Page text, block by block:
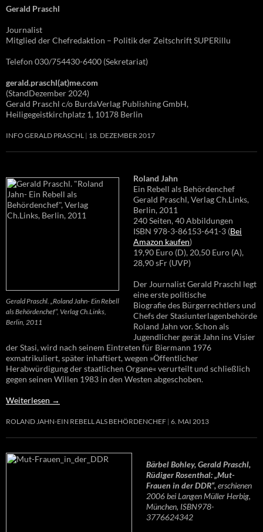
Gerald Praschl
Journalist
Mitglied der Chefredaktion – Politik der Zeitschrift SUPERillu
Telefon 030/754430-6400 (Sekretariat)
gerald.praschl(at)me.com
(StandDezember 2024)
Gerald Praschl c/o BurdaVerlag Publishing GmbH,
Heiligegeistkirchplatz 1, 10178 Berlin
INFO GERALD PRASCHL 18. DEZEMBER 2017
Gerald Praschl. „Roland Jahn- Ein Rebell
als Behördenchef“, Verlag Ch.Links,
Berlin, 2011
Roland Jahn
Ein Rebell als Behördenchef
Gerald Praschl, Verlag Ch.Links,
Berlin, 2011
240 Seiten, 40 Abbildungen
ISBN 978-3-86153-641-3 (Bei
Amazon kaufen)
19,90 Euro (D), 20,50 Euro (A),
28,90 sFr (UVP)
Der Journalist Gerald Praschl legt
eine erste politische
Biografie des Bürgerrechtlers und
Chefs der Stasiunterlagenbehörde
Roland Jahn vor. Schon als
Jugendlicher gerät Jahn ins Visier
der Stasi, wird nach seinem Eintreten für Biermann 1976
exmatrikuliert, später inhaftiert, wegen »Öffentlicher
Herabwürdigung der staatlichen Organe« verurteilt und schließlich
gegen seinen Willen 1983 in den Westen abgeschoben.
Weiterlesen →
ROLAND JAHN-EIN REBELL ALS BEHÖRDENCHEF 6. MAI 2013
Bärbel Bohley, Gerald Praschl,
Rüdiger Rosenthal: „Mut-
Frauen in der DDR“,erschienen
2006 bei Langen Müller Herbig,
München, ISBN978-
3776624342